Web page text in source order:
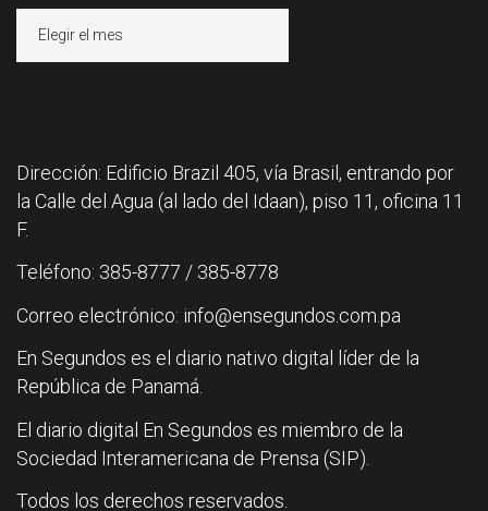
Dirección: Edificio Brazil 405, vía Brasil, entrando por
la Calle del Agua (al lado del Idaan), piso 11, oficina 11
F.
Teléfono: 385-8777 / 385-8778
Correo electrónico: info@ensegundos.com.pa
En Segundos es el diario nativo digital líder de la
República de Panamá.
El diario digital En Segundos es miembro de la
Sociedad Interamericana de Prensa (SIP).
Todos los derechos reservados.